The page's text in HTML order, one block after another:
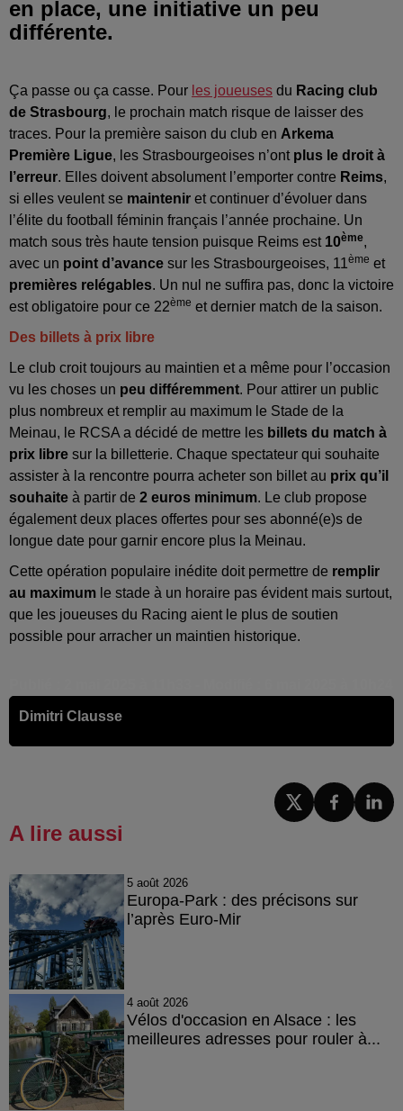
en place, une initiative un peu
différente.
Ça passe ou ça casse. Pour les joueuses du Racing club
de Strasbourg, le prochain match risque de laisser des
traces. Pour la première saison du club en Arkema
Première Ligue, les Strasbourgeoises n’ont plus le droit à
l’erreur. Elles doivent absolument l’emporter contre Reims,
si elles veulent se maintenir et continuer d’évoluer dans
l’élite du football féminin français l’année prochaine. Un
match sous très haute tension puisque Reims est 10ème,
avec un point d’avance sur les Strasbourgeoises, 11ème et
premières relégables. Un nul ne suffira pas, donc la victoire
est obligatoire pour ce 22ème et dernier match de la saison.
Des billets à prix libre
Le club croit toujours au maintien et a même pour l’occasion
vu les choses un peu différemment. Pour attirer un public
plus nombreux et remplir au maximum le Stade de la
Meinau, le RCSA a décidé de mettre les billets du match à
prix libre sur la billetterie. Chaque spectateur qui souhaite
assister à la rencontre pourra acheter son billet au prix qu’il
souhaite à partir de 2 euros minimum. Le club propose
également deux places offertes pour ses abonné(e)s de
longue date pour garnir encore plus la Meinau.
Cette opération populaire inédite doit permettre de remplir
au maximum le stade à un horaire pas évident mais surtout,
que les joueuses du Racing aient le plus de soutien
possible pour arracher un maintien historique.
Dimitri Clausse
A lire aussi
5 août 2026
Europa-Park : des précisons sur
l’après Euro-Mir
4 août 2026
Vélos d'occasion en Alsace : les
meilleures adresses pour rouler à...